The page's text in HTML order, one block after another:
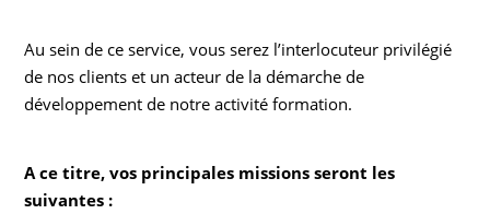
Au sein de ce service, vous serez l’interlocuteur privilégié
de nos clients et un acteur de la démarche de
développement de notre activité formation.
A ce titre, vos principales missions seront les
suivantes :